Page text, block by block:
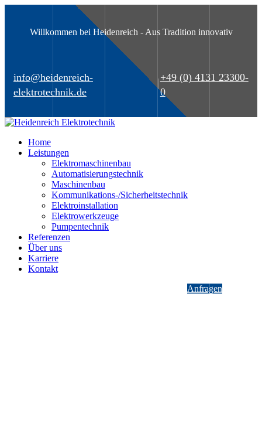
Willkommen bei Heidenreich - Aus Tradition innovativ
info@heidenreich-
elektrotechnik.de
+49 (0) 4131 23300-
0
Home
Leistungen
Elektromaschinenbau
Automatisierungstechnik
Maschinenbau
Kommunikations-/Sicherheitstechnik
Elektroinstallation
Elektrowerkzeuge
Pumpentechnik
Referenzen
Über uns
Karriere
Kontakt
Anfragen